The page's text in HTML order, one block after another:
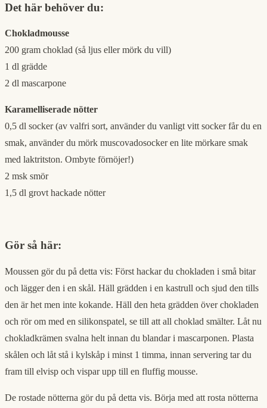
Det här behöver du:
Chokladmousse
200 gram choklad (så ljus eller mörk du vill)
1 dl grädde
2 dl mascarpone
Karamelliserade nötter
0,5 dl socker (av valfri sort, använder du vanligt vitt socker får du en
smak, använder du mörk muscovadosocker en lite mörkare smak
med laktritston. Ombyte förnöjer!)
2 msk smör
1,5 dl grovt hackade nötter
Gör så här:
Moussen gör du på detta vis: Först hackar du chokladen i små bitar
och lägger den i en skål. Häll grädden i en kastrull och sjud den tills
den är het men inte kokande. Häll den heta grädden över chokladen
och rör om med en silikonspatel, se till att all choklad smälter. Låt nu
chokladkrämen svalna helt innan du blandar i mascarponen. Plasta
skålen och låt stå i kylskåp i minst 1 timma, innan servering tar du
fram till elvisp och vispar upp till en fluffig mousse.
De rostade nötterna gör du på detta vis. Börja med att rosta nötterna